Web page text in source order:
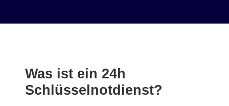
Was ist ein 24h
Schlüsselnotdienst?